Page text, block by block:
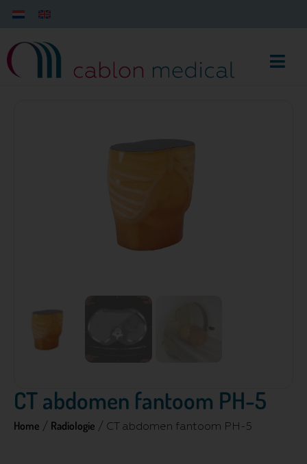
CT abdomen fantoom PH-5
Home / Radiologie / CT abdomen fantoom PH-5